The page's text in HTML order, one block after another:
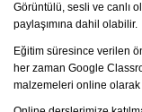
Görüntülü, sesli ve canlı
paylaşımına dahil olabilir.
Eğitim süresince verilen
her zaman Google
malzemeleri online